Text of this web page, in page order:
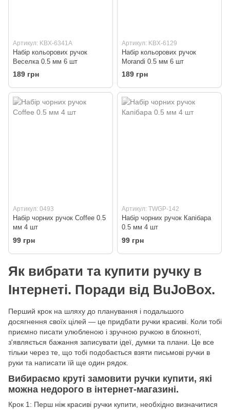
Артикул: KBX-6341A
Набір кольорових ручок
Веселка 0.5 мм 6 шт
189 грн
Артикул: KBX-6129
Набір кольорових ручок
Morandi 0.5 мм 6 шт
189 грн
Артикул: 0493
Набір чорних ручок Coffee 0.5
мм 4 шт
99 грн
Артикул: TWGP-142
Набір чорних ручок Капібара
0.5 мм 4 шт
99 грн
Як вибрати та купити ручку в
Інтернеті. Поради від BuJoBox.
Перший крок на шляху до планування і подальшого
досягнення своїх цілей — це придбати ручки красиві. Коли тобі
приємно писати улюбленою і зручною ручкою в блокноті,
з'являється бажання записувати ідеї, думки та плани. Це все
тільки через те, що тобі подобається взяти письмові ручки в
руки та написати їй ще один рядок.
Вибираємо круті замовити ручки купити, які
можна недорого в інтернет-магазині.
Крок 1: Перш ніж красиві ручки купити, необхідно визначитися